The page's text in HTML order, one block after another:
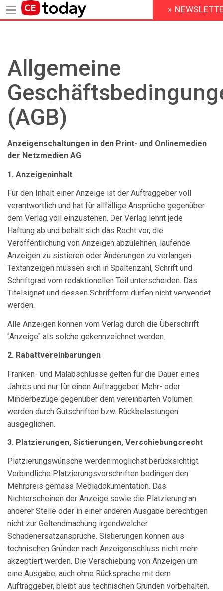
Inhalt
HEADER
MENU
»
Allgemeine
(AGB)
Anzeigenschaltungen in den Print- und Onlinemedien
der Netzmedien AG
1. Anzeigeninhalt
Für den Inhalt einer Anzeige ist der Auftraggeber voll
verantwortlich und hat für allfällige Ansprüche gegenüber
dem Verlag voll einzustehen. Der Verlag lehnt jede
Haftung ab und behält sich das Recht vor, die
Veröffentlichung von Anzeigen abzulehnen, laufende
Anzeigen zu sistieren oder Änderungen zu verlangen.
Textanzeigen müssen sich in Spaltenzahl, Schrift und
Schriftgrad vom redaktionellen Teil unterscheiden. Das
Titelsignet und dessen Schriftform dürfen nicht verwendet
werden.
Alle Anzeigen können vom Verlag durch die Überschrift
"Anzeige" als solche gekennzeichnet werden.
2. Rabattvereinbarungen
Franken- und Malabschlüsse gelten für die Dauer eines
Jahres und nur für einen Auftraggeber. Mehr- oder
Minderbezüge gegenüber dem vereinbarten Volumen
werden durch Gutschriften bzw. Rückbelastungen
ausgeglichen.
3. Platzierungen, Sistierungen, Verschiebungsrecht
Platzierungswünsche werden möglichst berücksichtigt.
Verbindliche Platzierungsvorschriften bedingen den
Mehrpreis gemäss Mediadokumentation. Das
Nichterscheinen der Anzeige sowie die Platzierung an
anderer Stelle oder in einer anderen Ausgabe berechtigen
nicht zur Geltendmachung irgendwelcher
Schadenersatzansprüche. Sistierungen können aus
technischen Gründen nach Anzeigenschluss nicht mehr
akzeptiert werden. Die Verschiebung von Anzeigen um
eine Ausgabe, auch ohne Rücksprache mit dem
Auftraggeber, bleibt aus technischen Gründen vorbehalten.